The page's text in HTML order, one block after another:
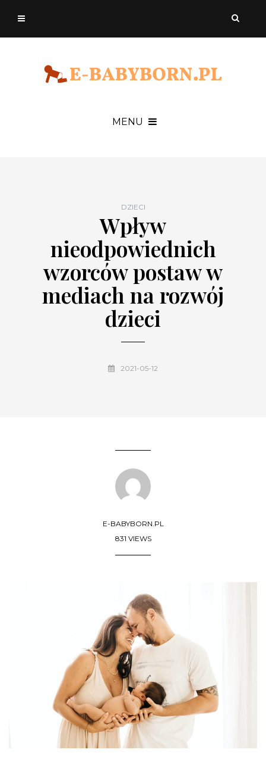
MENU
DZIECI
Wpływ
nieodpowiednich
wzorców postaw w
mediach na rozwój
dzieci
2021-05-12
E-BABYBORN.PL
831 VIEWS